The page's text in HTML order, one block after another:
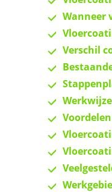
Wanneer
Verschil